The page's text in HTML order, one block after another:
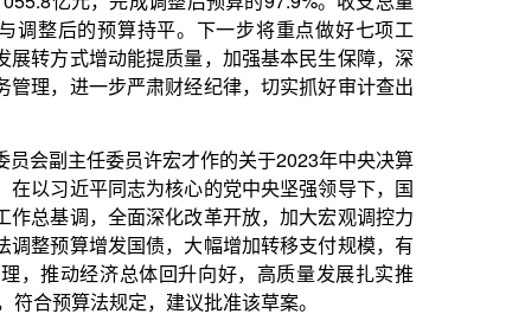
度中央预算执行和其他财政收
算执行、重大项目和重点民
违法问题查处情况后，报告
制度优势；深化重点领域改
，为推动高质量发展提供坚
了关于促进民营经济发展情
得的重要成就、民营经济发
发展壮大的重点工作：优化
营经济发展法治保障，加强
关心支持民营经济发展的社